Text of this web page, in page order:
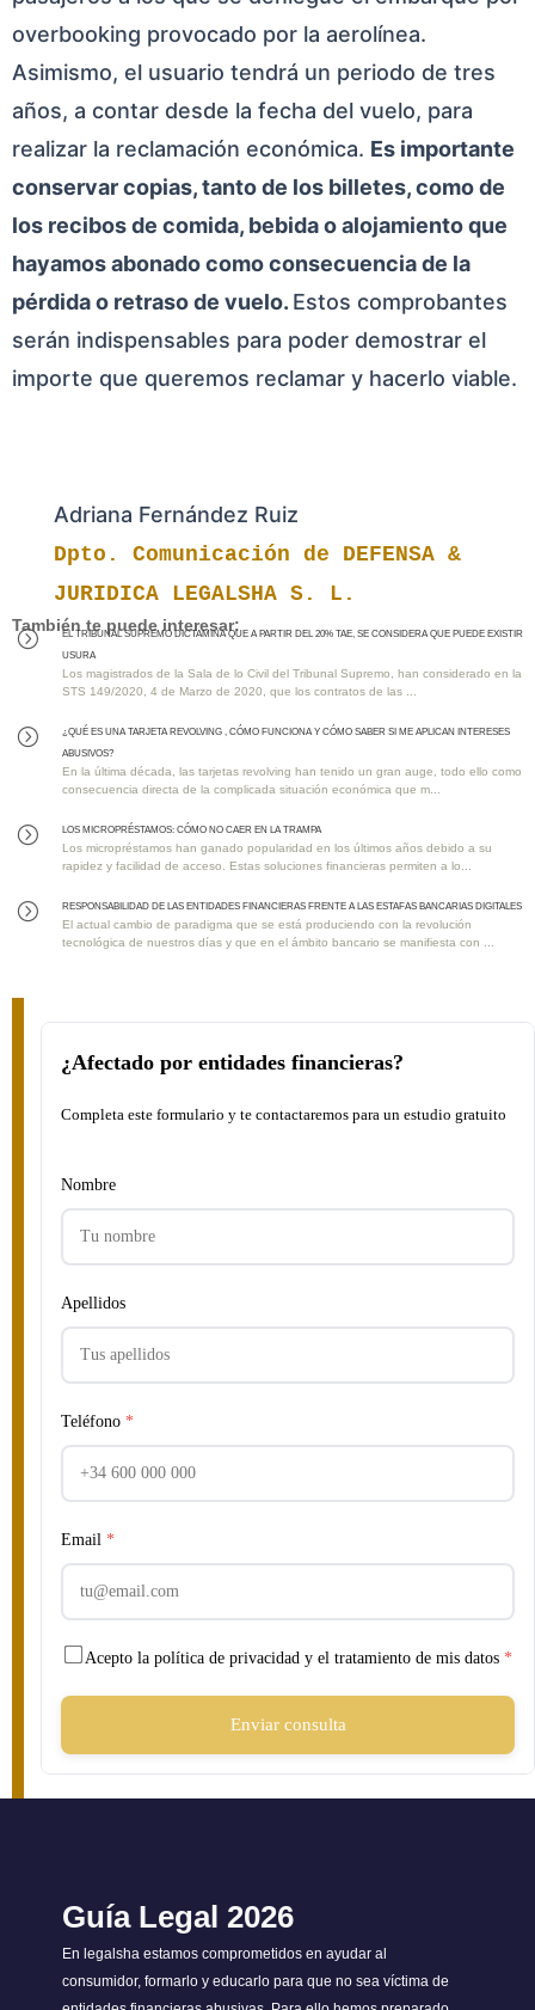
overbooking provocado por la aerolínea.
Asimismo, el usuario tendrá un periodo de tres
años, a contar desde la fecha del vuelo, para
realizar la reclamación económica. Es importante
conservar copias, tanto de los billetes, como de
los recibos de comida, bebida o alojamiento que
hayamos abonado como consecuencia de la
pérdida o retraso de vuelo. Estos comprobantes
serán indispensables para poder demostrar el
importe que queremos reclamar y hacerlo viable.
Adriana Fernández Ruiz
Dpto. Comunicación de DEFENSA &
JURIDICA LEGALSHA S. L.
También te puede interesar:
=
EL TRIBUNAL SUPREMO DICTAMINA QUE A PARTIR DEL 20% TAE, SE CONSIDERA QUE PUEDE EXISTIR
USURA
Los magistrados de la Sala de lo Civil del Tribunal Supremo, han considerado en la
STS 149/2020, 4 de Marzo de 2020, que los contratos de las ...
=
¿QUÉ ES UNA TARJETA REVOLVING , CÓMO FUNCIONA Y CÓMO SABER SI ME APLICAN INTERESES
ABUSIVOS?
En la última década, las tarjetas revolving han tenido un gran auge, todo ello como
consecuencia directa de la complicada situación económica que m...
= Los MICROPRÉSTAMOS: Cómo No Caer en la Trampa
Los micropréstamos han ganado popularidad en los últimos años debido a su
rapidez y facilidad de acceso. Estas soluciones financieras permiten a lo...
= RESPONSABILIDAD DE LAS ENTIDADES FINANCIERAS FRENTE A LAS ESTAFAS BANCARIAS DIGITALES
El actual cambio de paradigma que se está produciendo con la revolución
tecnológica de nuestros días y que en el ámbito bancario se manifiesta con ...
¿Afectado por entidades financieras?
Completa este formulario y te contactaremos para un estudio gratuito
Nombre
Apellidos
Teléfono *
Email *
Acepto la política de privacidad y el tratamiento de mis datos *
Enviar consulta
Guía Legal 2026
En legalsha estamos comprometidos en ayudar al
consumidor, formarlo y educarlo para que no sea víctima de